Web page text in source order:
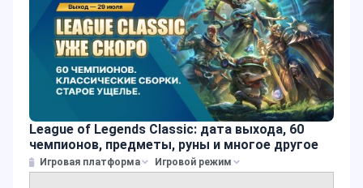
League of Legends Classic: дата выхода, 60
чемпионов, предметы, руны и многое другое
Игровая платформа Игровой режим